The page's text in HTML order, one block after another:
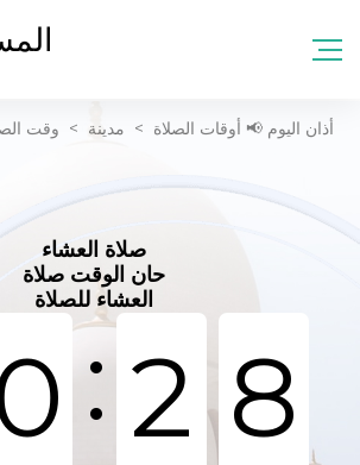
أوقات الصلاة > مدينة > وقت الصلاة في الرّقاب - تونس‎ 📢 أذان اليوم
صلاة العشاء
حان الوقت صلاة
العشاء للصلاة
:2 8